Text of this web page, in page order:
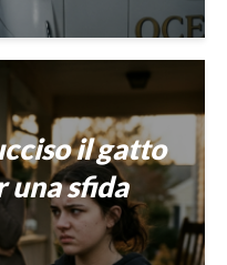
il gatto
una sfida